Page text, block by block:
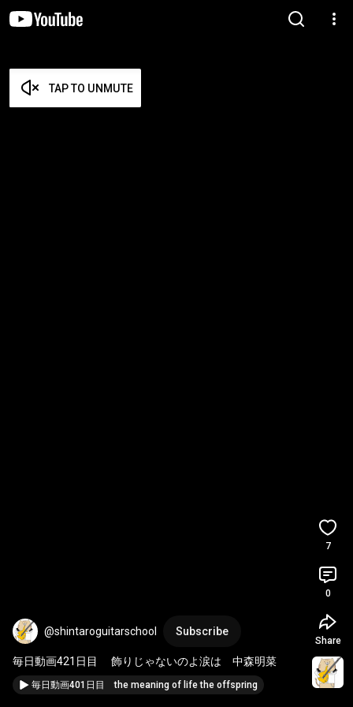
TAP TO UNMUTE
@shintaroguitarschool Subscribe
毎日動画421日目　 飾りじゃないのよ涙は　中森明菜
毎日動画401日目 the meaning of life the offspring
7
0
Share